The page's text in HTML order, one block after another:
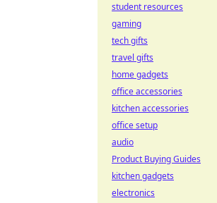
student resources
gaming
tech gifts
travel gifts
home gadgets
office accessories
kitchen accessories
office setup
audio
Product Buying Guides
kitchen gadgets
electronics